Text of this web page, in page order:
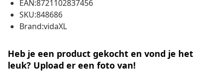
EAN:8721102837456
SKU:848686
Brand:vidaXL
Heb je een product gekocht en vond je het
leuk? Upload er een foto van!